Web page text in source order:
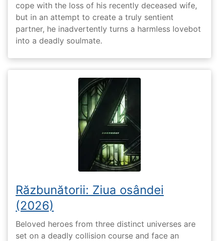
cope with the loss of his recently deceased wife,
but in an attempt to create a truly sentient
partner, he inadvertently turns a harmless lovebot
into a deadly soulmate.
Răzbunătorii: Ziua osândei
(2026)
Beloved heroes from three distinct universes are
set on a deadly collision course and face an